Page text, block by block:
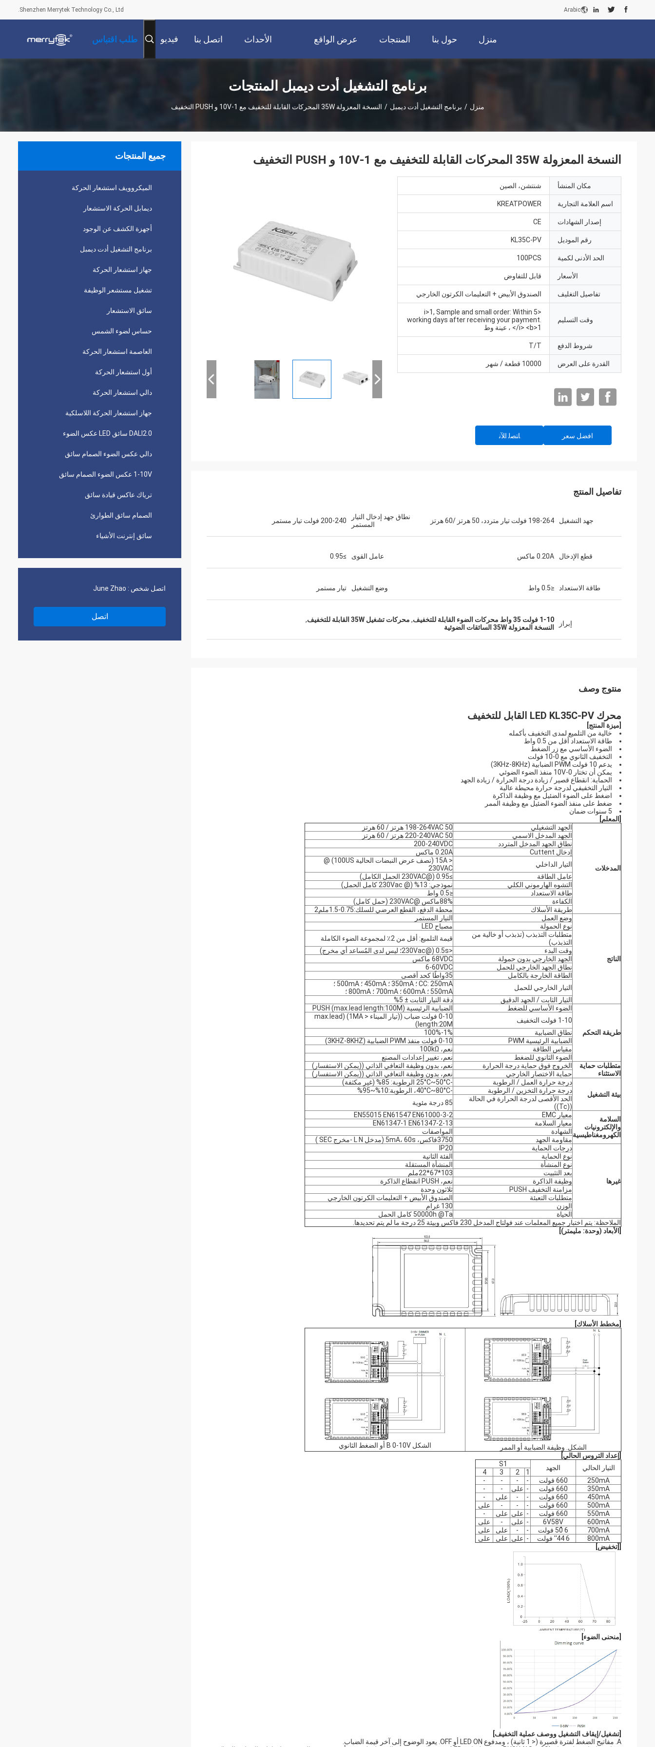
Shenzhen Merrytek Technology Co., Ltd. Arabic
منزل حول بنا المنتجات عرض الواقع
الافتراضي
الأحداث اتصل بنا فيديو طلب اقتباس
برنامج التشغيل أدت ديمبل المنتجات
منزل / برنامج التشغيل أدت ديمبل / النسخة المعزولة 35W المحركات القابلة للتخفيف مع 1-10V و PUSH التخفيف
جميع المنتجات
الميكروويف استشعار الحركة
ديمابل الحركة الاستشعار
أجهزة الكشف عن الوجود
برنامج التشغيل أدت ديمبل
جهاز استشعار الحركة
تشغيل مستشعر الوظيفة
سائق الاستشعار
حساس لضوء الشمس
العاصمة استشعار الحركة
أول استشعار الحركة
دالي استشعار الحركة
جهاز استشعار الحركة اللاسلكية
DALI2.0 سائق LED عكس الضوء
دالي عكس الضوء الصمام سائق
1-10V عكس الضوء الصمام سائق
ترياك عاكس قيادة سائق
الصمام سائق الطوارئ
سائق إنترنت الأشياء
اتصل شخص : June Zhao
اتصل
النسخة المعزولة 35W المحركات القابلة للتخفيف مع 1-10V و PUSH التخفيف
مكان المنشأ شنتشن، الصين
اسم العلامة التجارية KREATPOWER
إصدار الشهادات CE
رقم الموديل KL35C-PV
الحد الأدنى لكمية 100PCS
الأسعار قابل للتفاوض
تفاصيل التغليف الصندوق الأبيض + التعليمات الكرتون الخارجي
وقت التسليم
<i>1, Sample and small order: Within 5
working days after receiving your payment.
</i> <b>1 ، عينة وط
شروط الدفع T/T
القدرة على العرض 10000 قطعة / شهر
افضل سعر ﺎﺘﺼﻟ ﺍﻶﻧ
تفاصيل المنتج
جهد التشغيل 198-264 فولت تيار متردد، 50 هرتز /60 هرتز
نطاق جهد إدخال التيار
المستمر
200-240 فولت تيار مستمر
قطع الإدخال 0.20A ماكس عامل القوى ≥0.95
طاقة الاستعداد ≤0.5 واط وضع التشغيل تيار مستمر
إبراز 1-10 فولت 35 واط محركات الضوء القابلة للتخفيف , محركات تشغيل 35W القابلة للتخفيف
,
النسخة المعزولة 35W السائقات الضوئية
منتوج وصف
محرك LED KL35C-PV القابل للتخفيف
ميزة المنتج
خالية من التلميع لمدى التخفيف بأكمله
طاقة الاستعداد أقل من 0.5 واط
الضوء الأساسي مع زر الضغط
التخفيف الثانوي مع 0-10 فولت
يدعم 10 فولت PWM الضبابية (3KHz-8KHz)
يمكن أن تختار 0-10V منفذ الضوء الضوئي
الحماية: انقطاع قصير / زيادة درجة الحرارة / زيادة الجهد
التيار التخفيفي لدرجة حرارة محيطة عالية
اضغط على الضوء الضئيل مع وظيفة الذاكرة
ضغط على منفذ الضوء الضئيل مع وظيفة الممر
5 سنوات ضمان
المعلم
المدخلات
الجهد التشغيلي
198-264VAC 50 هرتز / 60 هرتز
الجهد المدخل الاسمي
220-240VAC 50 هرتز / 60 هرتز
نطاق الجهد المدخل المتردد
200-240VDC
إدخال Cuttent
0.20A ماكس
التيار الداخلي
< 15A (نصف عرض النبضات الحالية 100US) @
230VAC
عامل الطاقة
≥0.95 (@230VAC الحمل الكامل)
التشوه الهارموني الكلي
نموذجي: 13% (@ 230Vac كامل الحمل)
طاقة الاستعداد
≤0.5 واط
الكفاءة
88%ماكس @230VAC (حمل كامل)
طريقة الأسلاك
محطة الدفع، القطع العرضي للسلك:0.75-1.5ملم2
الناتج
وضع العمل
التيار المستمر
نوع الحمولة
مصباح LED
متطلبات التذبذب (تذبذب أو خالية من
التذبذب)
قيمة التلميع: أقل من 2٪ لمجموعة الضوء الكاملة
وقت البدء
<0.5s (@230Vac؛ ليس لدى المُساعد أي مخرج)
الجهد الخارجي بدون حمولة
68VDC ماكس
نطاق الجهد الخارجي للحمل
6-60VDC
الطاقة الخارجة بالكامل
35واطًا كحد أقصى
التيار الخارجي للحمل
CC: 250mA ؛ 350mA ؛ 450mA ؛ 500mA ؛
550mA ؛ 600mA ؛ 700mA ؛ 800mA ؛
التيار الثابت / الجهد الدقيق
دقة التيار الثابت ± 5%
طريقة التحكم
الضوء الأساسي للضغط
الضبابية الرئيسية PUSH (max.lead length:100M)
1-10 فولت التخفيف
0-10 فولت ضباب ((تيار الميناء < 1MA) (max.lead
length:20M)
نطاق الضبابية
1%-100%
الضبابية الرئيسية PWM
0-10 فولت منفذ PWM الضبابية (3KHZ-8KHZ)
مقياس الطاقة
نعم، 100kΩ
الضوء الثانوي للضغط
نعم، تغيير إعدادات المصنع
متطلبات حماية
الاستثناء
الخروج فوق حماية درجة الحرارة
نعم، بدون وظيفة التعافي الذاتي ((يمكن الاستفسار)
حماية الاختصار الخارجي
نعم، بدون وظيفة التعافي الذاتي ((يمكن الاستفسار)
بيئة التشغيل
درجة حرارة العمل / الرطوبة
-25°C~50°C الرطوبة: 85% (غير مكثفة)
درجة حرارة التخزين / الرطوبة
-40°C~80°C، الرطوبة:10%~95%
الحد الأقصى لدرجة الحرارة في الحالة
((Tc))
85 درجة مئوية
السلامة
والإلكترونيات
الكهرومغناطيسية
معيار EMC
EN55015 EN61547 EN61000-3-2
معيار السلامة
EN61347-1 EN61347-2-13
الشهادة
المواصفات
مقاومة الجهد
3750فاكس، 5mA، 60s (مدخل L N -مخرج SEC )
غيرها
درجات الحماية
IP20
نوع الحماية
الفئة الثانية
نوع المنشأة
المنشأة المستقلة
بعد التثبيت
103*67*22ملم
وظيفة الذاكرة
نعم، PUSH انقطاع الذاكرة
مزامنة التخفيف PUSH
ثلاثون وحدة
متطلبات التعبئة
الصندوق الأبيض + التعليمات الكرتون الخارجي
الوزن
130 غرام
الحياة
50000h @Ta كامل الحمل
الملاحظة: يتم اختبار جميع المعلمات عند فولتاج المدخل 230 فاكس وبيئة 25 درجة ما لم يتم تحديدها.
الأبعاد (وحدة: مليمتر)
مخطط الأسلاك
الشكل. وظيفة الضبابية أو الممر
الشكل B 0-10V أو الضغط الثانوي
[إعداد التروس الحالي]
التيار الحالي
الجهد
S1
1
2
3
4
250mA
660 فولت -
-
-
-
350mA
660 فولت - على -
-
450mA
660 فولت -
- على
-
500mA
660 فولت -
-
-
على
550mA
660 فولت - على على
-
600mA
6V58V
- على -
على
700mA
6 ̊50 فولت -
- على
على
800mA
6 ′′44 فولت - على على
على
[تخفيض]
منحنى الضوء
[تشغيل/إيقاف التشغيل ووصف عملية التخفيف
A. مفاتيح الضغط لفترة قصيرة (< 1 ثانية) ، ومدفوع LED ON أو OFF. يعود الوضوح إلى آخر قيمة الضباب.